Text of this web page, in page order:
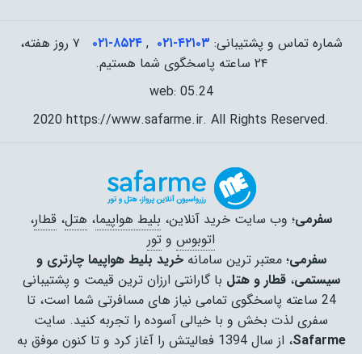
شماره تماس و پشتیبانی: ۰۲۱-۴٢١٠٣ ,۰۲۱-۸۵۲۴
۷ روز هفته،
۲۴ ساعته پاسخگوی شما هستیم.
web: 05.24
2020 https://www.safarme.ir. All Rights Reserved.
سفرمی؛ وب سایت خرید آنلاین، بلیط هواپیما، هتل، قطار،
اتوبوس و تور
سفرمی؛ معتبر ترین سامانهخرید بلیط هواپیما چارتری و
سیستمی،قطار و هتل با گارانتی ارزان ترین قیمت و پشتیبانی
24 ساعته پاسخگوی تمامی نیاز های مسافرتی شما است، تا
سفری لذت بخش و با خیالی آسوده را تجربه کنید. سایت
Safarme
، از سال 1394 فعالیتش را آغاز کرد و تا کنون موفق به